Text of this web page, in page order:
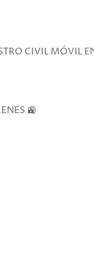
CIVIL MÓVIL
🚉